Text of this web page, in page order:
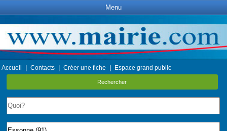
Menu
Accueil Contacts Créer une fiche Espace grand public
Rechercher